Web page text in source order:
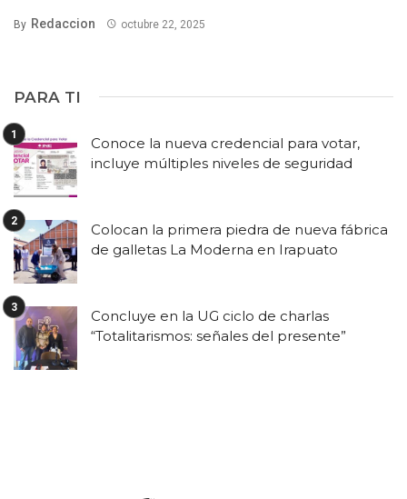
By Redaccion octubre 22, 2025
PARA TI
Conoce la nueva credencial para votar,
incluye múltiples niveles de seguridad
Colocan la primera piedra de nueva fábrica
de galletas La Moderna en Irapuato
Concluye en la UG ciclo de charlas
“Totalitarismos: señales del presente”